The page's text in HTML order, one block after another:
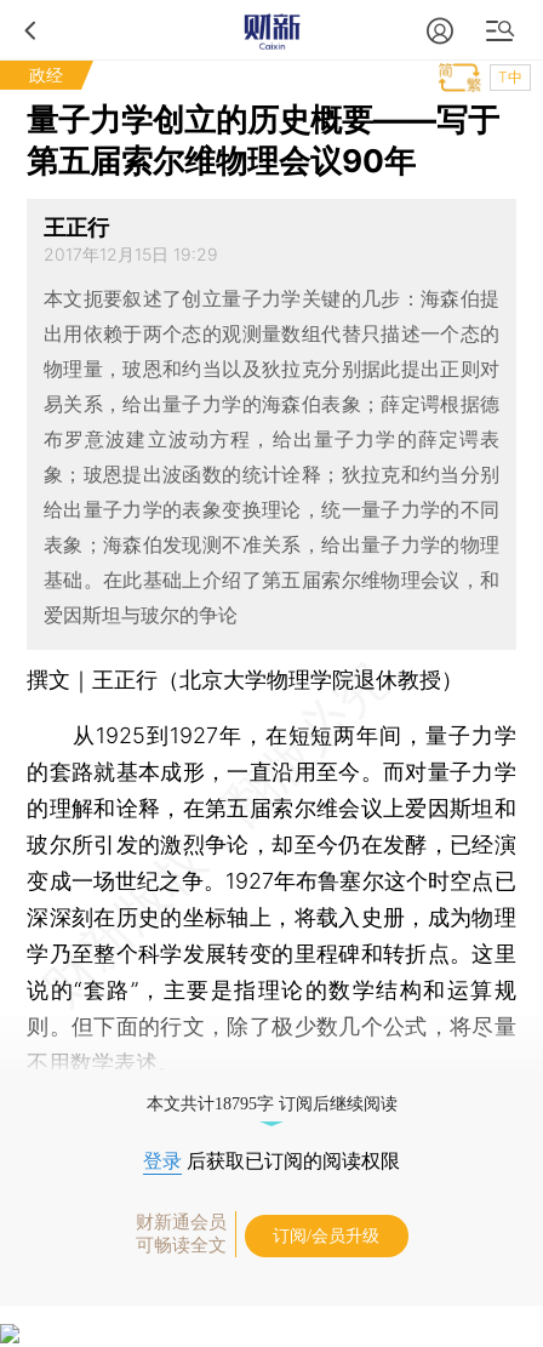
政经 T中
量子力学创立的历史概要——写于
第五届索尔维物理会议90年
王正行
2017年12月15日 19:29
本文扼要叙述了创立量子力学关键的几步：海森伯提
出用依赖于两个态的观测量数组代替只描述一个态的
物理量，玻恩和约当以及狄拉克分别据此提出正则对
易关系，给出量子力学的海森伯表象；薛定谔根据德
布罗意波建立波动方程，给出量子力学的薛定谔表
象；玻恩提出波函数的统计诠释；狄拉克和约当分别
给出量子力学的表象变换理论，统一量子力学的不同
表象；海森伯发现测不准关系，给出量子力学的物理
基础。在此基础上介绍了第五届索尔维物理会议，和
爱因斯坦与玻尔的争论
撰文｜王正行（北京大学物理学院退休教授）
从1925到1927年，在短短两年间，量子力学
的套路就基本成形，一直沿用至今。而对量子力学
的理解和诠释，在第五届索尔维会议上爱因斯坦和
玻尔所引发的激烈争论，却至今仍在发酵，已经演
变成一场世纪之争。1927年布鲁塞尔这个时空点已
深深刻在历史的坐标轴上，将载入史册，成为物理
学乃至整个科学发展转变的里程碑和转折点。这里
说的“套路”，主要是指理论的数学结构和运算规
则。但下面的行文，除了极少数几个公式，将尽量
不用数学表述。
本文共计18795字 订阅后继续阅读
登录 后获取已订阅的阅读权限
财新通会员
可畅读全文
订阅/会员升级